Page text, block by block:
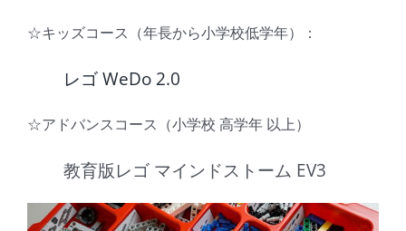
☆キッズコース（年長から小学校低学年）：
レゴ WeDo 2.0
☆アドバンスコース（小学校 高学年 以上）
教育版レゴ マインドストーム EV3